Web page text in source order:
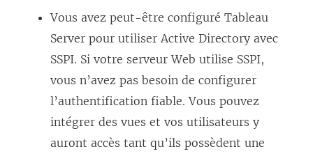
Vous avez peut-être configuré Tableau
Server pour utiliser Active Directory avec
SSPI. Si votre serveur Web utilise SSPI,
vous n’avez pas besoin de configurer
l’authentification fiable. Vous pouvez
intégrer des vues et vos utilisateurs y
auront accès tant qu’ils possèdent une